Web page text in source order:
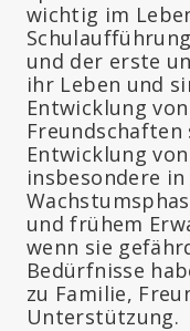
wichtig im
und der erste
ihr Leben und
Entwicklung
Entwicklung
insbesondere
und frühem
wenn sie
Bedürfnisse
zu Familie,
Unterstützung.